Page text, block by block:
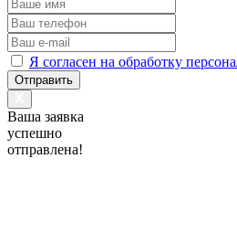
Я согласен на обработку
Отправить
Ваша заявка
успешно
отправлена!